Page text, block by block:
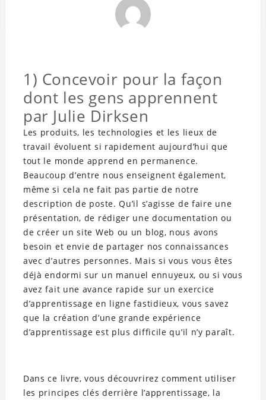
1) Concevoir pour la façon
dont les gens apprennent
par Julie Dirksen
Les produits, les technologies et les lieux de
travail évoluent si rapidement aujourd’hui que
tout le monde apprend en permanence.
Beaucoup d’entre nous enseignent également,
même si cela ne fait pas partie de notre
description de poste. Qu’il s’agisse de faire une
présentation, de rédiger une documentation ou
de créer un site Web ou un blog, nous avons
besoin et envie de partager nos connaissances
avec d’autres personnes. Mais si vous vous êtes
déjà endormi sur un manuel ennuyeux, ou si vous
avez fait une avance rapide sur un exercice
d’apprentissage en ligne fastidieux, vous savez
que la création d’une grande expérience
d’apprentissage est plus difficile qu’il n’y paraît.
Dans ce livre, vous découvrirez comment utiliser
les principes clés derrière l’apprentissage, la